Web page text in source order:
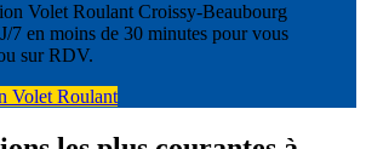
Volet Roulant Croissy-Beaubourg
7 en moins de 30 minutes pour vous
sur RDV.
Volet Roulant